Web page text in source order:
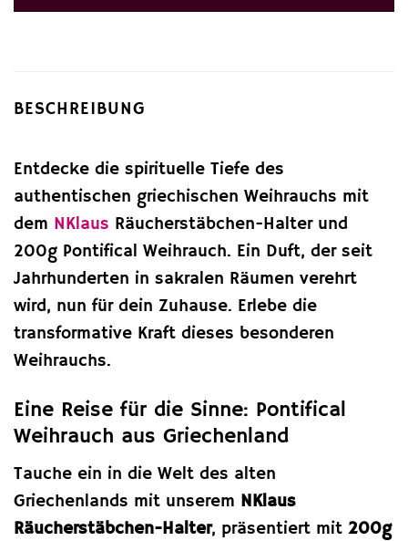
BESCHREIBUNG
Entdecke die spirituelle Tiefe des
authentischen griechischen Weihrauchs mit
dem NKlaus Räucherstäbchen-Halter und
200g Pontifical Weihrauch. Ein Duft, der seit
Jahrhunderten in sakralen Räumen verehrt
wird, nun für dein Zuhause. Erlebe die
transformative Kraft dieses besonderen
Weihrauchs.
Eine Reise für die Sinne: Pontifical
Weihrauch aus Griechenland
Tauche ein in die Welt des alten
Griechenlands mit unserem NKlaus
Räucherstäbchen-Halter, präsentiert mit 200g